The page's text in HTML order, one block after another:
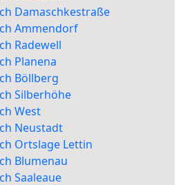
Damaschkestraße
Ammendorf
Radewell
Planena
Böllberg
Silberhöhe
West
Neustadt
Ortslage Lettin
Blumenau
Saaleaue